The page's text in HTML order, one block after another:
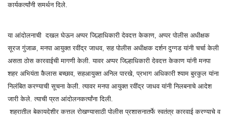
कार्यकर्त्यांनी समर्थन दिले.
या आंदोलनाची दखल घेऊन अप्पर जिल्हाधिकारी देवदत्त केकाण, अप्पर पोलीस अधीक्षक
सूरज गुंजाळ, मनपा आयुक्त रवींद्र जाधव, सह पोलीस अधीक्षक दर्शन दुग्गड यांनी चर्चा केली
असता ठोस कारवाईची मागणी केली. यावर अप्पर जिल्हाधिकारी देवदत्त केकाण यांनी मनपा
शहर अभियंता कैलास बच्छाव, सहआयुक्त अनिल पारखे, प्रभाग अधिकारी श्याम बुरकुल यांना
निलंबित करण्याची सूचना केली. त्यावर मनपा आयुक्त रवींद्र जाधव यांनी निलबनाचे आदेश
जारी केले. त्याची प्रत आंदोलनकर्त्यांना दिली.
शहरातील बेकायदेशीर कत्तल रोखण्यासाठी पोलीस प्रशासनातर्फे स्वतंत्र कारवाई करण्याचे व